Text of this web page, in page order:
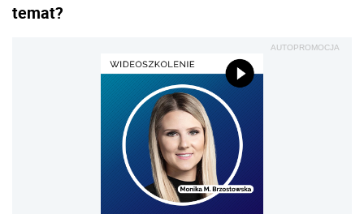
temat?
AUTOPROMOCJA